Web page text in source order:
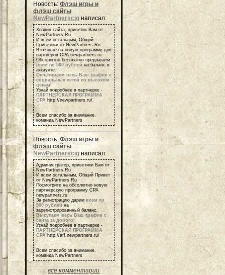
Новость: Флэш игры и
флэш сайты
NewPartnerscig написал:
Хозяин сайта, приветик Вам от
NewPartners.Ru
И всем остальным, Общий
Приветики от NewPartners.Ru
Взгляньте на новую программу для
партнеров СРА newpartners.ru
Обсолютно бесплатно предлагаем
всем по 500 рублей на баланс в
аккаунте.
Оплачиваем весь Ваш трафик с
социальных сетей по высоким
ценам!
Узнай подробнее в партнерке -
ПАРТНЕРСКАЯ ПРОГРАММА
СРА http://newpartners.ru/
Всем спасибо за внимание,
команда NewPartners
Новость:Флэш игры и
флэш сайты
NewPartnerscigнаписал:
Администратор, приветики Вам от
NewPartners.Ru
И всем остальным, Общий Привет
от NewPartners.Ru
Посмотрите на обсолютно новую
партнерскую программу СРА
newpartners.ru
За регистрацию дарим всем по
500 рублей на
зарегистрированный баланс.
Выкупаем весь Ваш трафик с
сайта за дорого!
Узнай подробнее в партнерке -
ПАРТНЕРСКАЯ ПРОГРАММА
СРА http://aff.newpartners.ru/
Всем спасибо за внимание,
команда NewPartners
все комментарии